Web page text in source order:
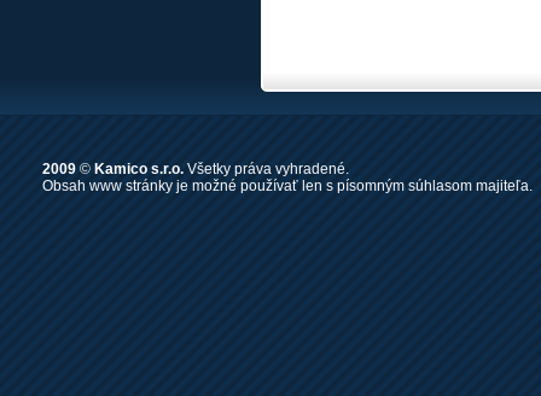
2009 © Kamico s.r.o. Všetky práva vyhradené.
Obsah www stránky je možné používať len s písomným súhlasom majiteľa.